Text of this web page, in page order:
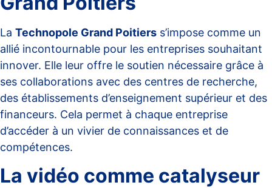
La Technopole Grand Poitiers s’impose comme un
allié incontournable pour les entreprises souhaitant
innover. Elle leur offre le soutien nécessaire grâce à
ses collaborations avec des centres de recherche,
des établissements d’enseignement supérieur et des
financeurs. Cela permet à chaque entreprise
d’accéder à un vivier de connaissances et de
compétences.
La vidéo comme catalyseur